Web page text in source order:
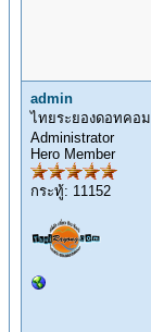
admin
ไทยระยองดอทคอม
Administrator
Hero Member
กระทู้: 11152